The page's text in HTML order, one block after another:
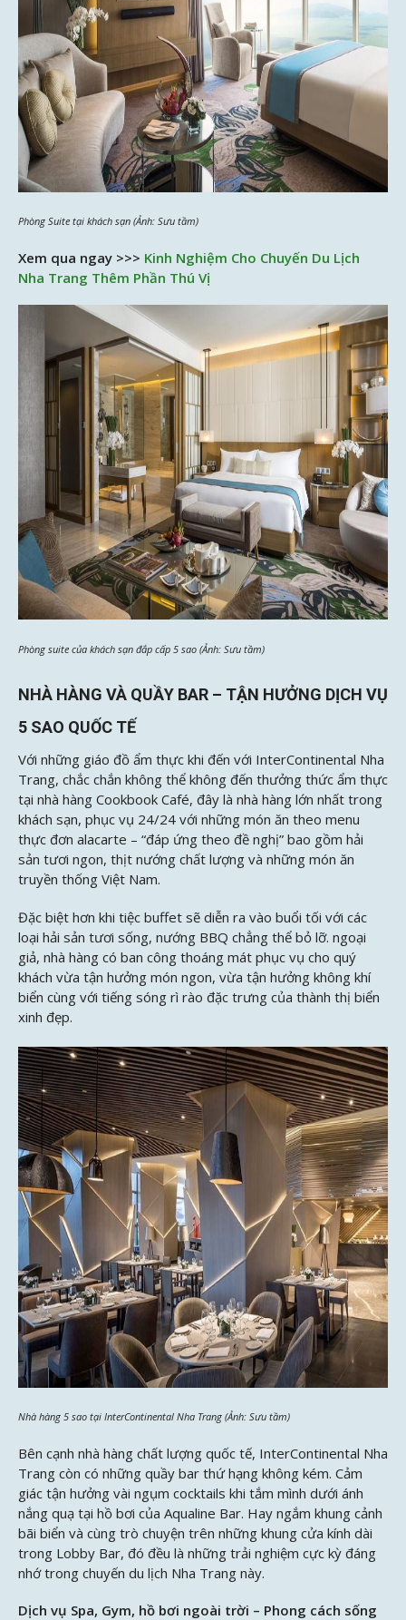
Phòng Suite tại khách sạn (Ảnh: Sưu tầm)
Xem qua ngay >>> Kinh Nghiệm Cho Chuyến Du Lịch
Nha Trang Thêm Phần Thú Vị
Phòng suite của khách sạn đắp cấp 5 sao (Ảnh: Sưu tầm)
NHÀ HÀNG VÀ QUẦY BAR – TẬN HƯỞNG DỊCH VỤ
5 SAO QUỐC TẾ
Với những giáo đồ ẩm thực khi đến với InterContinental Nha
Trang, chắc chắn không thể không đến thưởng thức ẩm thực
tại nhà hàng Cookbook Café, đây là nhà hàng lớn nhất trong
khách sạn, phục vụ 24/24 với những món ăn theo menu
thực đơn alacarte – “đáp ứng theo đề nghị” bao gồm hải
sản tươi ngon, thịt nướng chất lượng và những món ăn
truyền thống Việt Nam.
Đặc biệt hơn khi tiệc buffet sẽ diễn ra vào buổi tối với các
loại hải sản tươi sống, nướng BBQ chẳng thể bỏ lỡ. ngoại
giả, nhà hàng có ban công thoáng mát phục vụ cho quý
khách vừa tận hưởng món ngon, vừa tận hưởng không khí
biển cùng với tiếng sóng rì rào đặc trưng của thành thị biển
xinh đẹp.
Nhà hàng 5 sao tại InterContinental Nha Trang (Ảnh: Sưu tầm)
Bên cạnh nhà hàng chất lượng quốc tế, InterContinental Nha
Trang còn có những quầy bar thứ hạng không kém. Cảm
giác tận hưởng vài ngụm cocktails khi tắm mình dưới ánh
nắng quạ tại hồ bơi của Aqualine Bar. Hay ngắm khung cảnh
bãi biển và cùng trò chuyện trên những khung cửa kính dài
trong Lobby Bar, đó đều là những trải nghiệm cực kỳ đáng
nhớ trong chuyến du lịch Nha Trang này.
Dịch vụ Spa, Gym, hồ bơi ngoài trời – Phong cách sống